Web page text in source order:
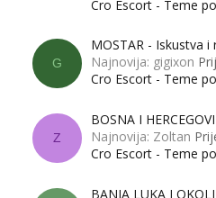
Cro Escort - Teme
G
MOSTAR - Iskustva i
Najnovija: gigixon
Cro Escort - Teme
Z
BOSNA I
Najnovija: Zoltan
Cro Escort - Teme
BANJA LUKA I